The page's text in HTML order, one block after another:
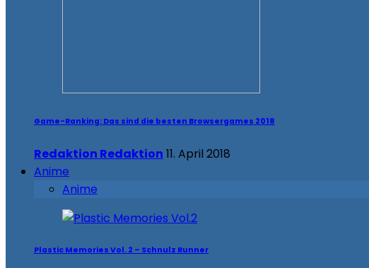
Game-Ranking: Das sind die besten Browsergames 2018
Redaktion Redaktion 11. April 2018
Anime
Anime
Plastic Memories Vol. 2 – Schnulz Runner